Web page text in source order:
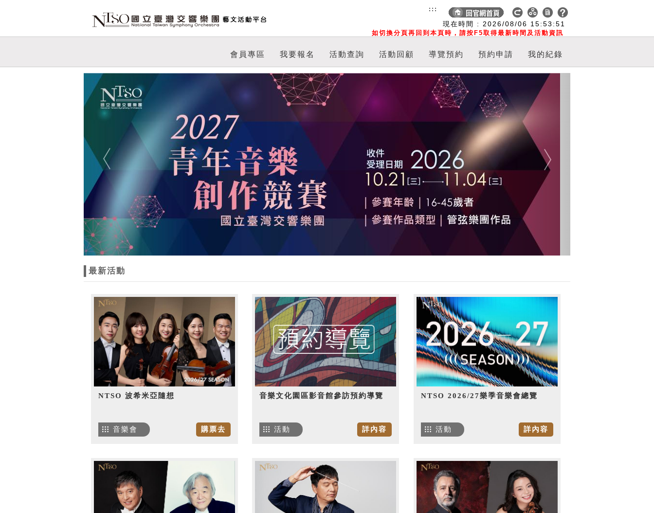
現在時間 : 2026/08/06 15:53:51
如切換分頁再回到本頁時，請按F5取得最新時間及活動資訊
:::
會員專區 我要報名 活動查詢 活動回顧 導覽預約 預約申請 我的紀錄
Previous Next
最新活動
NTSO 波希米亞隨想
購票去
音樂會
音樂文化園區影音館參訪預約導覽
詳內容
活動
NTSO 2026/27樂季音樂會總覽
詳內容
活動